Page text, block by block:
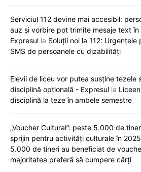
Serviciul 112 devine mai accesibil:
auz și vorbire pot trimite mesaje text
Expresul la Soluții noi la 112:
SMS de persoanele cu dizabilități
Elevii de liceu vor putea susține tezele
disciplină opțională - Expresul la
disciplină la teze în ambele semestre
„Voucher Cultural”: peste 5.000 de
sprijin pentru activități culturale în
5.000 de tineri au beneficiat de
majoritatea preferă să cumpere cărți